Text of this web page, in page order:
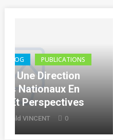
BLOG PUBLICATIONS
Haïti : Delcarme
Son Doctorat En
16/04/2026 Marc-